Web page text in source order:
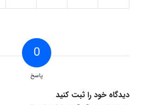
0
پاسخ
دیدگاه خود را ثبت کنید